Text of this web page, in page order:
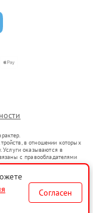
в отношении которых
Услуги оказываются в
с правообладателями
оборот в соответствии
услуг или введения
услугах по
определяемой
Согласен